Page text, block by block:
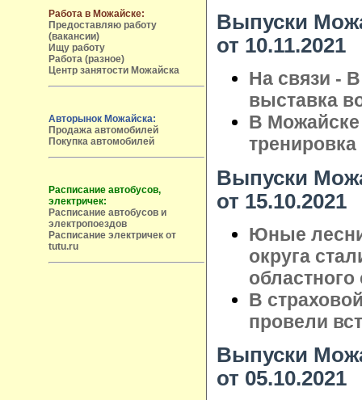
Работа в Можайске:
Предоставляю работу
(вакансии)
Ищу работу
Работа (разное)
Центр занятости Можайска
Авторынок Можайска:
Продажа автомобилей
Покупка автомобилей
Расписание автобусов,
электричек:
Расписание автобусов и
электропоездов
Расписание электричек от
tutu.ru
Выпуски
от 10.11.2021
На связи -
выставка
В
Выпуски
от 15.10.2021
Юные
округа
областного
В
провели
Выпуски
от 05.10.2021